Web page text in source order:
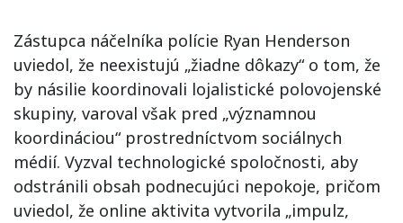
Zástupca náčelníka polície Ryan Henderson
uviedol, že neexistujú „žiadne dôkazy“ o tom, že
by násilie koordinovali lojalistické polovojenské
skupiny, varoval však pred „významnou
koordináciou“ prostredníctvom sociálnych
médií. Vyzval technologické spoločnosti, aby
odstránili obsah podnecujúci nepokoje, pričom
uviedol, že online aktivita vytvorila „impulz,